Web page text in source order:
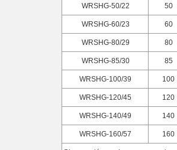
WRSHG-50/22 50
WRSHG-60/23 60
WRSHG-80/29 80
WRSHG-85/30 85
WRSHG-100/39 100
WRSHG-120/45 120
WRSHG-140/49 140
WRSHG-160/57 160